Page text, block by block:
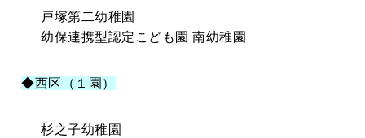
戸塚第二幼稚園
幼保連携型認定こども園 南幼稚園
◆西区（１園）
杉之子幼稚園